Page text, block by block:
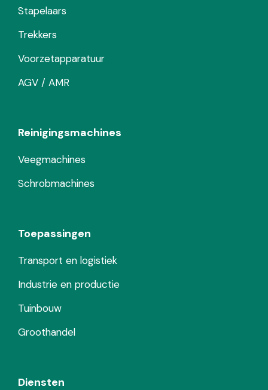
Stapelaars
Trekkers
Voorzetapparatuur
AGV / AMR
Reinigingsmachines
Veegmachines
Schrobmachines
Toepassingen
Transport en logistiek
Industrie en productie
Tuinbouw
Groothandel
Diensten